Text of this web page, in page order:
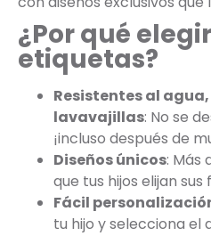
¿Por qué
etiquetas?
Resistentes al
lavavajillas: No se
¡incluso después de
Diseños únicos: Más
que tus hijos elijan sus
Fácil
tu hijo y selecciona el